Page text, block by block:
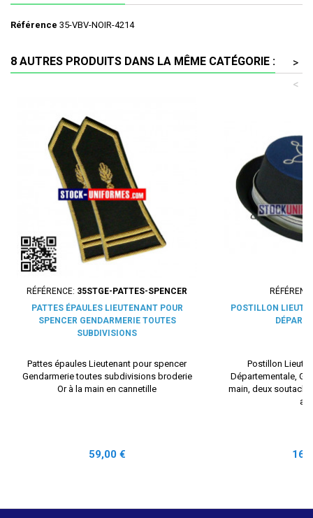
Référence 35-VBV-NOIR-4214
8 AUTRES PRODUITS DANS LA MÊME CATÉGORIE :
>
<
RÉFÉRENCE: 35STGE-PATTES-SPENCER
PATTES ÉPAULES LIEUTENANT POUR
SPENCER GENDARMERIE TOUTES
SUBDIVISIONS
Pattes épaules Lieutenant pour spencer
Gendarmerie toutes subdivisions broderie
Or à la main en cannetille
Prix
59,00 €
POSTILLON
Postillon
Départementale,
main, deux
Prix